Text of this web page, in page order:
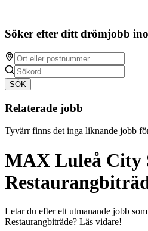
Söker efter ditt drömjobb
SÖK
Relaterade jobb
Tyvärr finns det inga liknande jobb
MAX Luleå City
Letar du efter ett utmanande jobb
Restaurangbiträde? Läs vidare!